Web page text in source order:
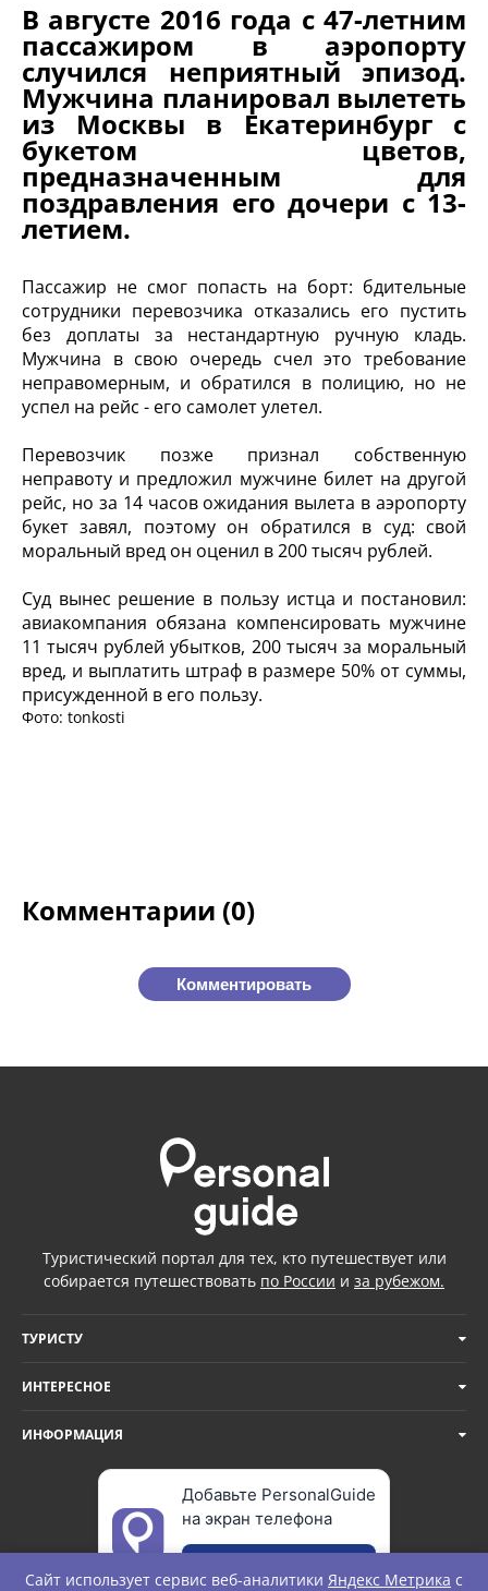
В августе 2016 года с 47-летним
пассажиром в аэропорту
случился неприятный эпизод.
Мужчина планировал вылететь
из Москвы в Екатеринбург с
букетом цветов,
предназначенным для
поздравления его дочери с 13-
летием.
Пассажир не смог попасть на борт: бдительные
сотрудники перевозчика отказались его пустить
без доплаты за нестандартную ручную кладь.
Мужчина в свою очередь счел это требование
неправомерным, и обратился в полицию, но не
успел на рейс - его самолет улетел.
Перевозчик позже признал собственную
неправоту и предложил мужчине билет на другой
рейс, но за 14 часов ожидания вылета в аэропорту
букет завял, поэтому он обратился в суд: свой
моральный вред он оценил в 200 тысяч рублей.
Суд вынес решение в пользу истца и постановил:
авиакомпания обязана компенсировать мужчине
11 тысяч рублей убытков, 200 тысяч за моральный
вред, и выплатить штраф в размере 50% от суммы,
присужденной в его пользу.
Фото: tonkosti
Комментарии (0)
Комментировать
Туристический портал для тех, кто путешествует или
собирается путешествовать по России и за рубежом.
ТУРИСТУ
ИНТЕРЕСНОЕ
ИНФОРМАЦИЯ
Добавьте PersonalGuide
на экран телефона
Сайт использует сервис веб-аналитики Яндекс Метрика с